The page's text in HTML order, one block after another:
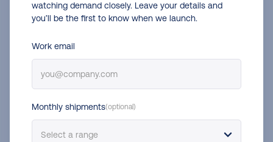
10 consejos para aumentar los
watching demand closely. Leave your details and
you’ll be the first to know when we launch.
Work email
Monthly shipments(optional)